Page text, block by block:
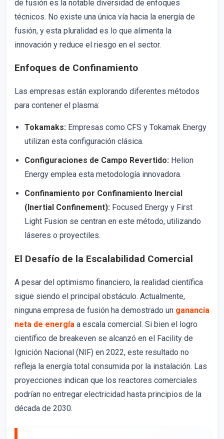
de fusión es la notable diversidad de enfoques
técnicos. No existe una única vía hacia la energía de
fusión, y esta pluralidad es lo que alimenta la
innovación y reduce el riesgo en el sector.
Enfoques de Confinamiento
Las empresas están explorando diferentes métodos
para contener el plasma:
Tokamaks: Empresas como CFS y Tokamak Energy
utilizan esta configuración clásica.
Configuraciones de Campo Revertido: Helion
Energy emplea esta metodología innovadora.
Confinamiento por Confinamiento Inercial
(Inertial Confinement): Focused Energy y First
Light Fusion se centran en este método, utilizando
láseres o proyectiles.
El Desafío de la Escalabilidad Comercial
A pesar del optimismo financiero, la realidad científica
sigue siendo el principal obstáculo. Actualmente,
ninguna empresa de fusión ha demostrado un ganancia
neta de energía a escala comercial. Si bien el logro
científico de breakeven se alcanzó en el Facility de
Ignición Nacional (NIF) en 2022, este resultado no
refleja la energía total consumida por la instalación. Las
proyecciones indican que los reactores comerciales
podrían no entregar electricidad hasta principios de la
década de 2030.